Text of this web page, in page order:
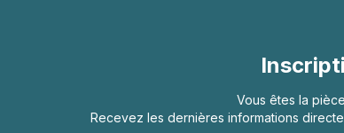
Vous êtes la
Recevez les dernières informations